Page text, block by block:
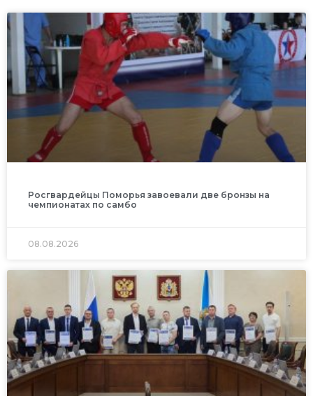
Росгвардейцы Поморья завоевали две бронзы на
чемпионатах по самбо
08.08.2026